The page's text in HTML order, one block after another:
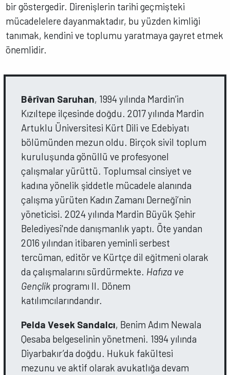
bir göstergedir. Direnişlerin tarihi geçmişteki
mücadelelere dayanmaktadır, bu yüzden kimliği
tanımak, kendini ve toplumu yaratmaya gayret etmek
önemlidir.
Bêrîvan Saruhan, 1994 yılında Mardin’in
Kızıltepe ilçesinde doğdu. 2017 yılında Mardin
Artuklu Üniversitesi Kürt Dili ve Edebiyatı
bölümünden mezun oldu. Birçok sivil toplum
kuruluşunda gönüllü ve profesyonel
çalışmalar yürüttü. Toplumsal cinsiyet ve
kadına yönelik şiddetle mücadele alanında
çalışma yürüten Kadın Zamanı Derneği’nin
yöneticisi. 2024 yılında Mardin Büyük Şehir
Belediyesi'nde danışmanlık yaptı. Öte yandan
2016 yılından itibaren yeminli serbest
tercüman, editör ve Kürtçe dil eğitmeni olarak
da çalışmalarını sürdürmekte. Hafıza ve
Gençlik programı II. Dönem
katılımcılarındandır.
Pelda Vesek Sandalcı, Benim Adım Newala
Qesaba belgeselinin yönetmeni. 1994 yılında
Diyarbakır’da doğdu. Hukuk fakültesi
mezunu ve aktif olarak avukatlığa devam